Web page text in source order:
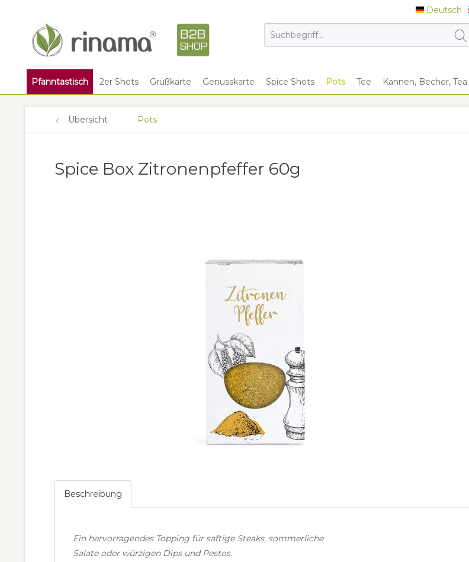
Deutsch
Deutsch
Pfanntastisch 2er Shots Grußkarte Genusskarte Spice Shots Pots Tee Kannen, Becher,
Übersicht Pots
Spice Box Zitronenpfeffer 60g
Beschreibung
Ein hervorragendes Topping für saftige Steaks, sommerliche
Salate oder würzigen Dips und Pestos.